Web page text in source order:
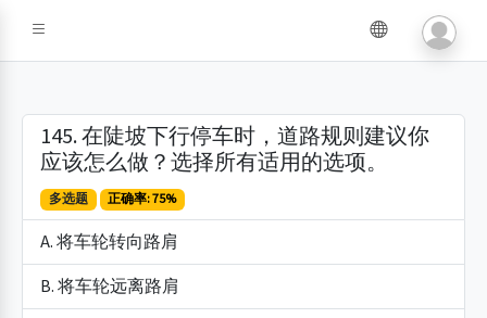
145. 在陡坡下行停车时，道路规则建议你
应该怎么做？选择所有适用的选项。
多选题 正确率: 75%
A. 将车轮转向路肩
B. 将车轮远离路肩